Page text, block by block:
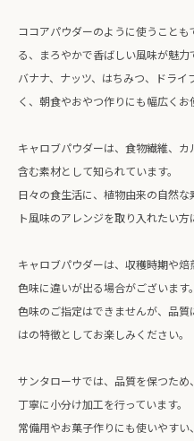
ココアパウダーのように使うこと
る、まろやかで香ばしい風味が魅力
バナナ、ナッツ、はちみつ、ドライ
く、朝食やおやつ作りにも幅広くお
キャロブパウダーは、食物繊維、
含む素材として知られています。
日々の食生活に、植物由来の自然
ト風味のアレンジを取り入れたい方
キャロブパウダーは、収穫時期や
色味に違いが出る場合がございます。
色味のご指定はできませんが、品
はの特徴としてお楽しみください。
サンタローサでは、品質を保つた
丁寧に小分け加工を行っています。
常備用やお菓子作りにも使いやす